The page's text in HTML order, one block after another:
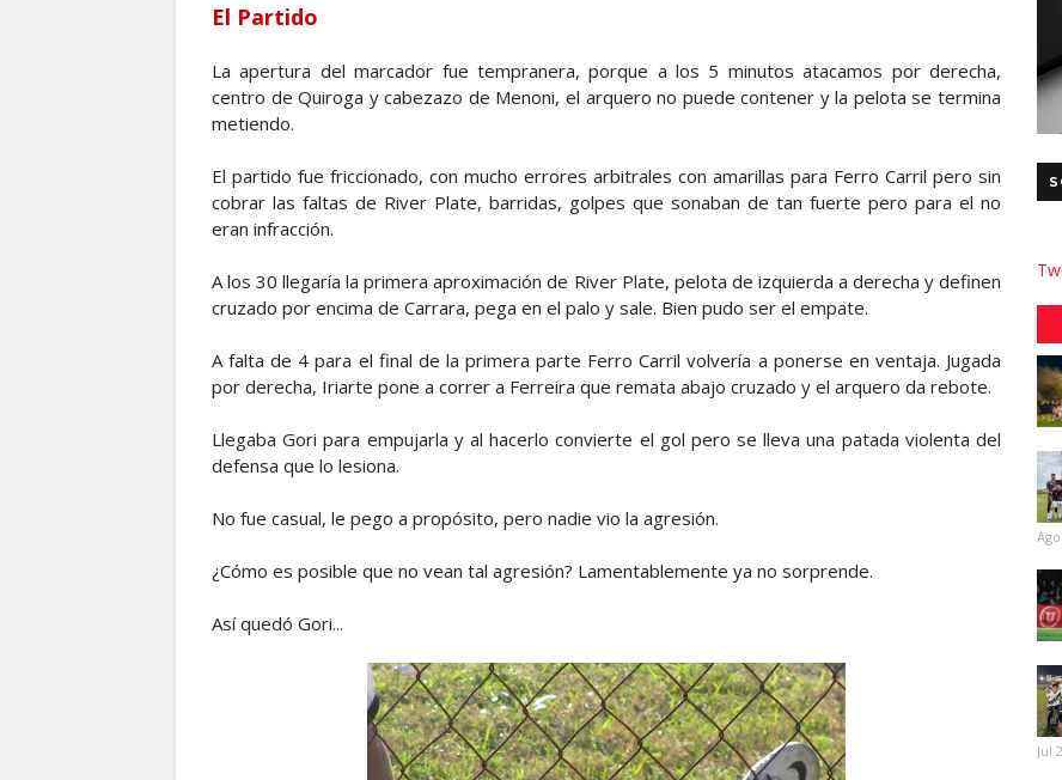
El Partido
La apertura del marcador fue tempranera, porque a los 5 minutos atacamos por derecha,
centro de Quiroga y cabezazo de Menoni, el arquero no puede contener y la pelota se termina
metiendo.
El partido fue friccionado, con mucho errores arbitrales con amarillas para Ferro Carril pero sin
cobrar las faltas de River Plate, barridas, golpes que sonaban de tan fuerte pero para el no
eran infracción.
A los 30 llegaría la primera aproximación de River Plate, pelota de izquierda a derecha y definen
cruzado por encima de Carrara, pega en el palo y sale. Bien pudo ser el empate.
A falta de 4 para el final de la primera parte Ferro Carril volvería a ponerse en ventaja. Jugada
por derecha, Iriarte pone a correr a Ferreira que remata abajo cruzado y el arquero da rebote.
Llegaba Gori para empujarla y al hacerlo convierte el gol pero se lleva una patada violenta del
defensa que lo lesiona.
No fue casual, le pego a propósito, pero nadie vio la agresión.
¿Cómo es posible que no vean tal agresión? Lamentablemente ya no sorprende.
Así quedó Gori...
Jul